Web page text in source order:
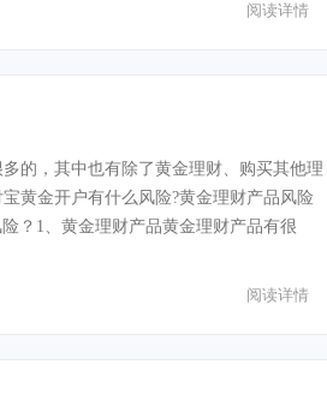
阅读详情
的，其中也有除了黄金理财、购买其他理
黄金开户有什么风险?黄金理财产品风险
？1、黄金理财产品黄金理财产品有很
阅读详情